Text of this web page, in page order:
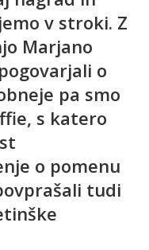
v stroki. Z
Marjano
o
pa smo
s katero
o pomenu
tudi